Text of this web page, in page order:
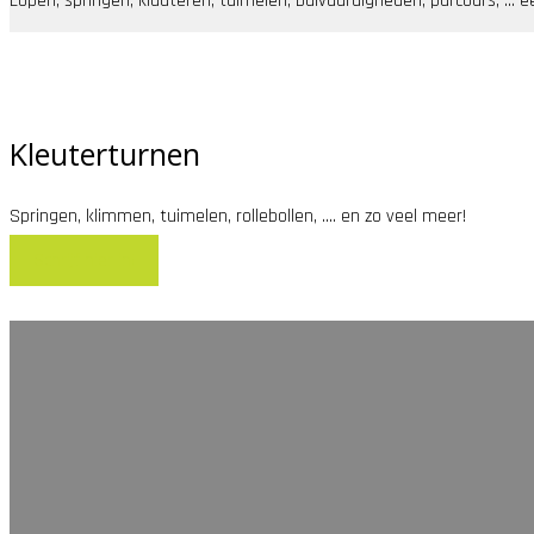
Kleuterturnen
Springen, klimmen, tuimelen, rollebollen, .... en zo veel meer!